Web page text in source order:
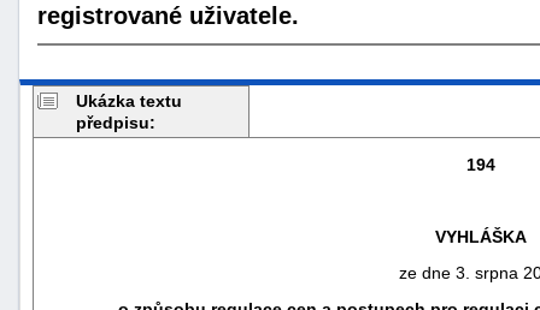
registrované uživatele.
Ukázka textu
předpisu:
194
VYHLÁŠKA
ze dne 3. srpna